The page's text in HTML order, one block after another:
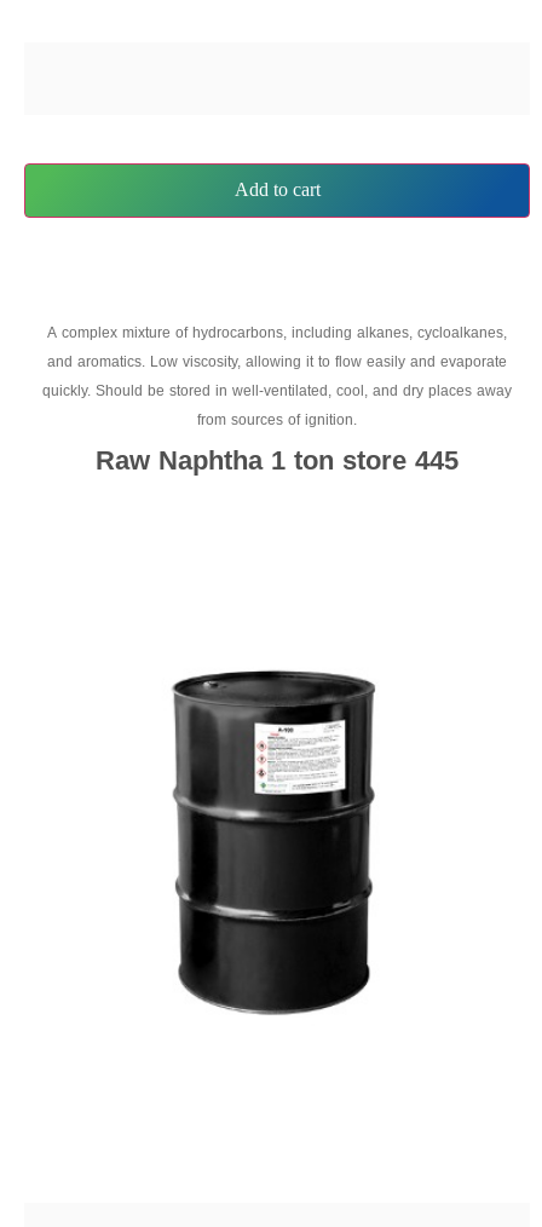
Add to cart
A complex mixture of hydrocarbons, including alkanes, cycloalkanes,
and aromatics. Low viscosity, allowing it to flow easily and evaporate
quickly. Should be stored in well-ventilated, cool, and dry places away
from sources of ignition.
Raw Naphtha 1 ton store 445